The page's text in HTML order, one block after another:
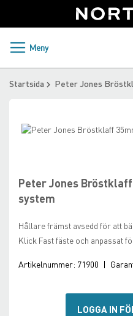
to
Content
Sweden
PRODUKTER OCH
ÅTERFÖRSÄLJARE
LADDA NER
Meny
Startsida Peter Jones
Peter Jones
system
Hållare främst avsedd för att
Klick Fast fäste och anpassat
Artikelnummer: 71900 |
LOGGA IN
Skip
of
the
images
beginning
of
the
gallery